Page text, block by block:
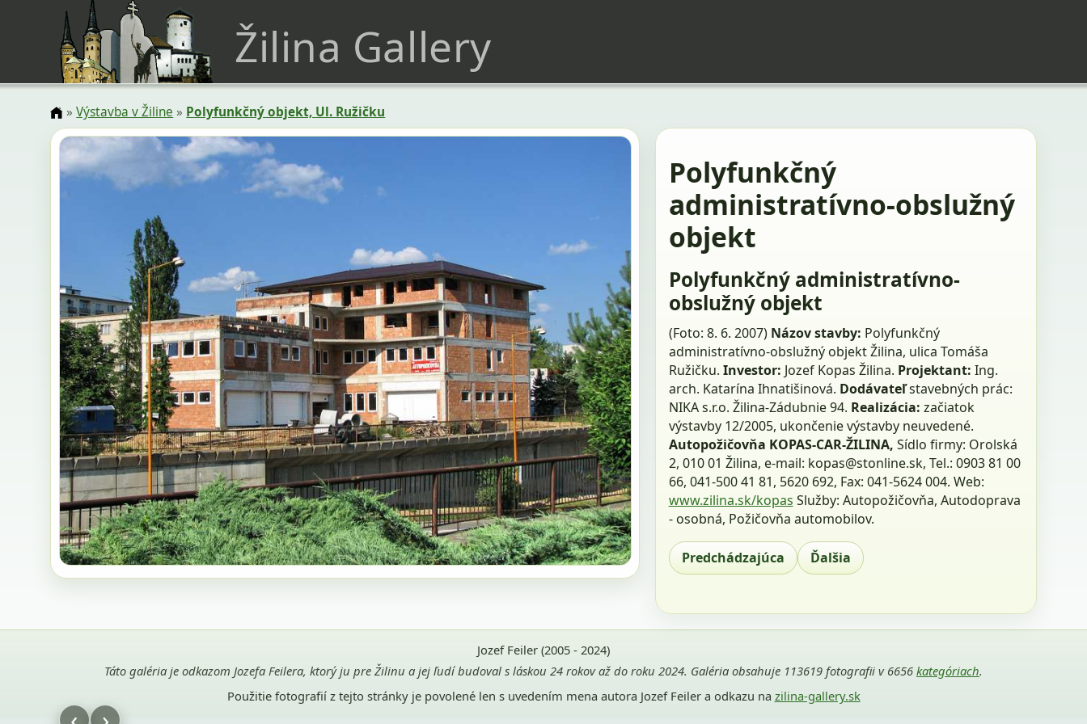
Žilina Gallery
»Výstavba v Žiline » Polyfunkčný objekt, Ul. Ružičku
Polyfunkčný
administratívno-obslužný
objekt
Polyfunkčný administratívno-
obslužný objekt
(Foto: 8. 6. 2007) Názov stavby: Polyfunkčný
administratívno-obslužný objekt Žilina, ulica Tomáša
Ružičku. Investor: Jozef Kopas Žilina. Projektant: Ing.
arch. Katarína Ihnatišinová. Dodávateľstavebných prác:
NIKA s.r.o. Žilina-Zádubnie 94. Realizácia: začiatok
výstavby 12/2005, ukončenie výstavby neuvedené.
Autopožičovňa KOPAS-CAR-ŽILINA, Sídlo firmy: Orolská
2, 010 01 Žilina, e-mail: kopas@stonline.sk, Tel.: 0903 81 00
66, 041-500 41 81, 5620 692, Fax: 041-5624 004. Web:
www.zilina.sk/kopas Služby: Autopožičovňa, Autodoprava
- osobná, Požičovňa automobilov.
Predchádzajúca Ďalšia
Jozef Feiler (2005 - 2024)
Táto galéria je odkazom Jozefa Feilera, ktorý ju pre Žilinu a jej ľudí budoval s láskou 24 rokov až do roku 2024. Galéria obsahuje 113619 fotografii v 6656 kategóriach.
Použitie fotografií z tejto stránky je povolené len s uvedením mena autora Jozef Feiler a odkazu na zilina-gallery.sk